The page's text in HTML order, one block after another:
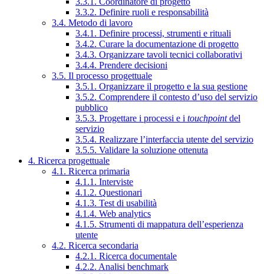
3.3.2. Definire ruoli e responsabilità
3.4. Metodo di lavoro
3.4.1. Definire processi, strumenti e rituali
3.4.2. Curare la documentazione di progetto
3.4.3. Organizzare tavoli tecnici collaborativi
3.4.4. Prendere decisioni
3.5. Il processo progettuale
3.5.1. Organizzare il progetto e la sua gestione
3.5.2. Comprendere il contesto d’uso del servizio
pubblico
3.5.3. Progettare i processi e i touchpointdel
servizio
3.5.4. Realizzare l’interfaccia utente del servizio
3.5.5. Validare la soluzione ottenuta
4. Ricerca progettuale
4.1. Ricerca primaria
4.1.1. Interviste
4.1.2. Questionari
4.1.3. Test di usabilità
4.1.4. Web analytics
4.1.5. Strumenti di mappatura dell’esperienza
utente
4.2. Ricerca secondaria
4.2.1. Ricerca documentale
4.2.2. Analisi benchmark